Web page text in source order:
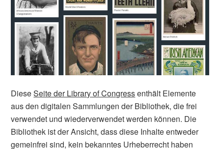
DieseSeite der Library of Congressenthält Elemente
aus den digitalen Sammlungen der Bibliothek, die frei
verwendet und wiederverwendet werden können. Die
Bibliothek ist der Ansicht, dass diese Inhalte entweder
gemeinfrei sind, kein bekanntes Urheberrecht haben